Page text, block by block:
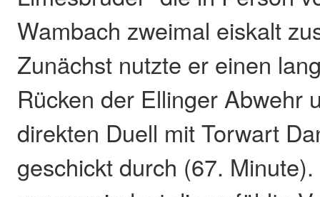
Wambach zweimal eiskalt
Zunächst nutzte er einen
Rücken der Ellinger Abwehr
direkten Duell mit Torwart
geschickt durch (67.